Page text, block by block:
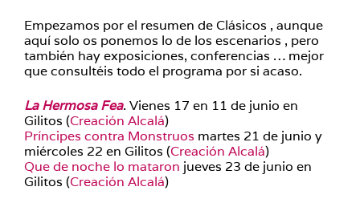
Empezamos por el resumen de Clásicos , aunque
aquí solo os ponemos lo de los escenarios , pero
también hay exposiciones, conferencias … mejor
que consultéis todo el programa por si acaso.
La Hermosa Fea. Vienes 17 en 11 de junio en
Gilitos (Creación Alcalá)
Príncipes contra Monstruos martes 21 de junio y
miércoles 22 en Gilitos (Creación Alcalá)
Que de noche lo mataron jueves 23 de junio en
Gilitos (Creación Alcalá)